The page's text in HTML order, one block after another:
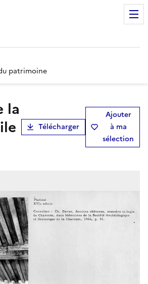
patrimoine
Télécharger
Ajouter
à ma
sélection